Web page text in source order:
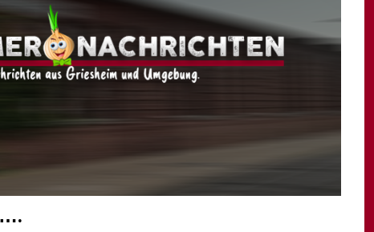
des Griesheimer Freibads
] Die Lichter gehen aus…. IN EIGENER SACHE